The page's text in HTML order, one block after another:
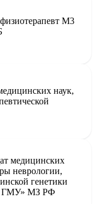
М3
наук,
медицинских
неврологии,
генетики
ГМУ» МЗ РФ